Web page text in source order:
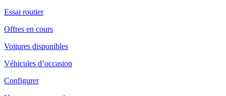
Essai routier
Offres en cours
Voitures disponibles
Véhicules d’occasion
Configurer